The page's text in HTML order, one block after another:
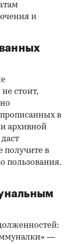
и
стоит,
в
архивной
получите в
пользования.
—